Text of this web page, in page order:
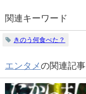
関連キーワード
きのう何食べた？
エンタメの関連記事